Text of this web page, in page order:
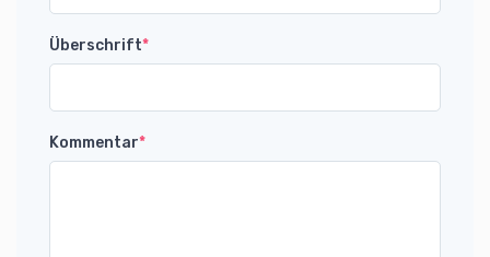
Überschrift*
Kommentar*